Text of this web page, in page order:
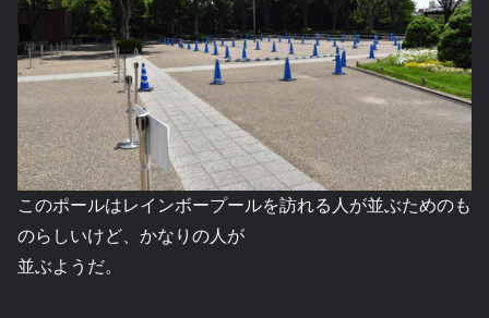
このポールはレインボープールを訪れる人が並ぶためのも
のらしいけど、かなりの人が
並ぶようだ。